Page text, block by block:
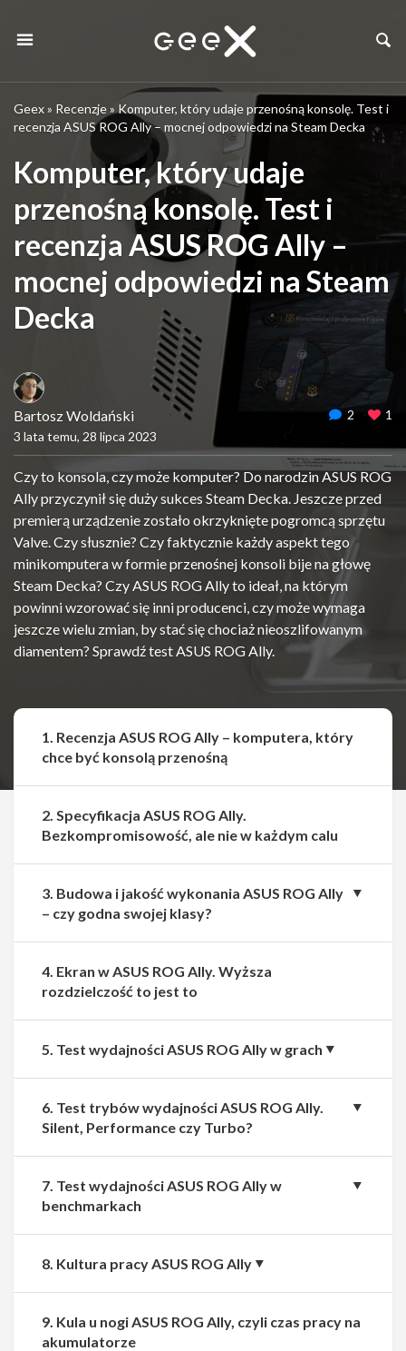
Geex» Recenzje» Komputer, który udaje przenośną konsolę. Test i
recenzja ASUS ROG Ally – mocnej odpowiedzi na Steam Decka
Komputer, który udaje
przenośną konsolę. Test i
recenzja ASUS ROG Ally –
mocnej odpowiedzi na Steam
Decka
Bartosz Woldański
3 lata temu, 28 lipca 2023
2 1
Czy to konsola, czy może komputer? Do narodzin ASUS ROG
Ally przyczynił się duży sukces Steam Decka. Jeszcze przed
premierą urządzenie zostało okrzyknięte pogromcą sprzętu
Valve. Czy słusznie? Czy faktycznie każdy aspekt tego
minikomputera w formie przenośnej konsoli bije na głowę
Steam Decka? Czy ASUS ROG Ally to ideał, na którym
powinni wzorować się inni producenci, czy może wymaga
jeszcze wielu zmian, by stać się chociaż nieoszlifowanym
diamentem? Sprawdź test ASUS ROG Ally.
1. Recenzja ASUS ROG Ally – komputera, który
chce być konsolą przenośną
2. Specyfikacja ASUS ROG Ally.
Bezkompromisowość, ale nie w każdym calu
3. Budowa i jakość wykonania ASUS ROG Ally
– czy godna swojej klasy?
4. Ekran w ASUS ROG Ally. Wyższa
rozdzielczość to jest to
5. Test wydajności ASUS ROG Ally w grach
6. Test trybów wydajności ASUS ROG Ally.
Silent, Performance czy Turbo?
7. Test wydajności ASUS ROG Ally w
benchmarkach
8. Kultura pracy ASUS ROG Ally
9. Kula u nogi ASUS ROG Ally, czyli czas pracy na
akumulatorze